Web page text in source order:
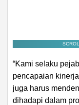
“Kami selaku
pencapaian
juga harus
dihadapi dalam